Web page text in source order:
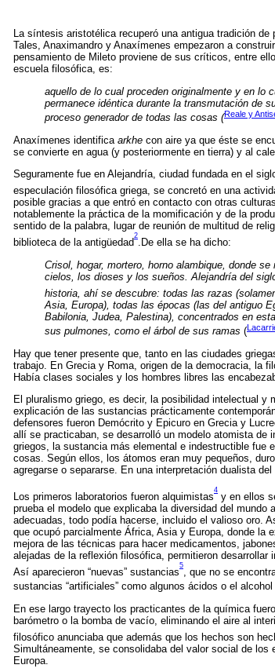
La síntesis aristotélica recuperó una antigua tradición
Tales, Anaximandro y Anaxímenes empezaron a
pensamiento de Mileto proviene de sus críticos, entre
escuela filosófica, es:
aquello de lo cual proceden originalmente y en
permanece idéntica durante la transmutación de
proceso generador de todas las cosas (Reale y
Anaxímenes identifica arkhe con aire ya que éste se
se convierte en agua (y posteriormente en tierra) y al
Seguramente fue en Alejandría, ciudad fundada en el
especulación filosófica griega, se concretó en una
posible gracias a que entró en contacto con otras
notablemente la práctica de la momificación y de la
sentido de la palabra, lugar de reunión de multitud de
biblioteca de la antigüedad
2
.De ella se ha dicho:
Crisol, hogar, mortero, horno alambique, donde
cielos, los dioses y los sueños. Alejandría del
historia, ahí se descubre: todas las razas
Asia, Europa), todas las épocas (las del antiguo
Babilonia, Judea, Palestina), concentrados en
sus pulmones, como el árbol de sus ramas (
Hay que tener presente que, tanto en las ciudades
trabajo. En Grecia y Roma, origen de la democracia, la
Había clases sociales y los hombres libres las
El pluralismo griego, es decir, la posibilidad intelectual
explicación de las sustancias prácticamente
defensores fueron Demócrito y Epicuro en Grecia y
allí se practicaban, se desarrolló un modelo atomista de
griegos, la sustancia más elemental e indestructible fue
cosas. Según ellos, los átomos eran muy pequeños,
agregarse o separarse. En una interpretación dualista
Los primeros laboratorios fueron alquimistas
4
y en ellos
prueba el modelo que explicaba la diversidad del
adecuadas, todo podía hacerse, incluido el valioso oro.
que ocupó parcialmente África, Asia y Europa, donde la
mejora de las técnicas para hacer medicamentos,
alejadas de la reflexión filosófica, permitieron
Así aparecieron “nuevas” sustancias
5
, que no se
sustancias “artificiales” como algunos ácidos o el
En ese largo trayecto los practicantes de la química
barómetro o la bomba de vacío, eliminando el aire al
filosófico anunciaba que además que los hechos son
Simultáneamente, se consolidaba del valor social de
Europa.